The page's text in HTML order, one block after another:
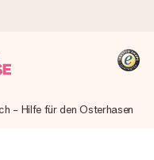
vor und schicken es
- Hilfe für den Osterhasen